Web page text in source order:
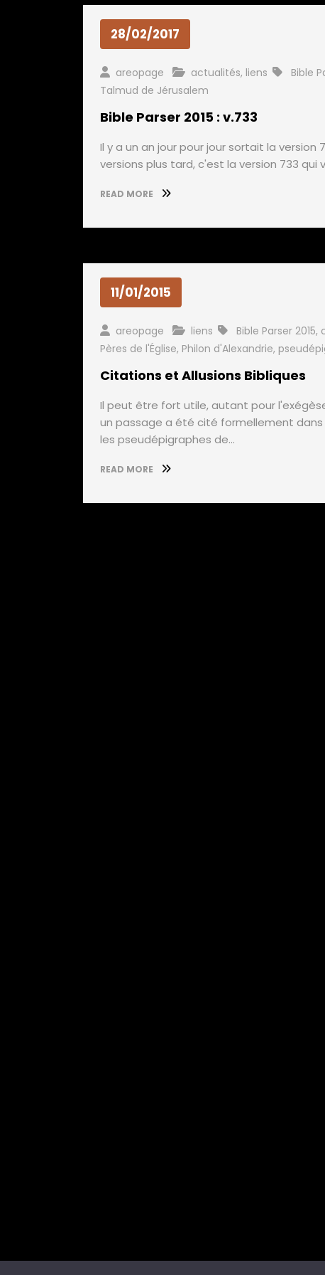
28/02/2017
areopage actualités, liens Bible
Talmud de Jérusalem
Bible Parser 2015 : v.733
Il y a un an jour pour jour sortait la version
versions plus tard, c'est la version 733 qui
READ MORE
11/01/2015
areopage liens Bible Parser 2015,
Pères de l'Église, Philon d'Alexandrie,
Citations et Allusions Bibliques
Il peut être fort utile, autant pour
un passage a été cité formellement
les pseudépigraphes de…
READ MORE